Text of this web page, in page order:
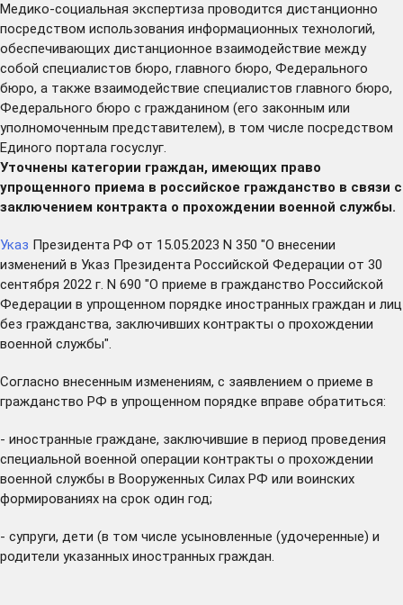
Медико-социальная экспертиза проводится дистанционно
посредством использования информационных технологий,
обеспечивающих дистанционное взаимодействие между
собой специалистов бюро, главного бюро, Федерального
бюро, а также взаимодействие специалистов главного бюро,
Федерального бюро с гражданином (его законным или
уполномоченным представителем), в том числе посредством
Единого портала госуслуг.
Уточнены категории граждан, имеющих право
упрощенного приема в российское гражданство в связи с
заключением контракта о прохождении военной службы.
Указ Президента РФ от 15.05.2023 N 350 "О внесении
изменений в Указ Президента Российской Федерации от 30
сентября 2022 г. N 690 "О приеме в гражданство Российской
Федерации в упрощенном порядке иностранных граждан и лиц
без гражданства, заключивших контракты о прохождении
военной службы".
Согласно внесенным изменениям, с заявлением о приеме в
гражданство РФ в упрощенном порядке вправе обратиться:
- иностранные граждане, заключившие в период проведения
специальной военной операции контракты о прохождении
военной службы в Вооруженных Силах РФ или воинских
формированиях на срок один год;
- супруги, дети (в том числе усыновленные (удочеренные) и
родители указанных иностранных граждан.